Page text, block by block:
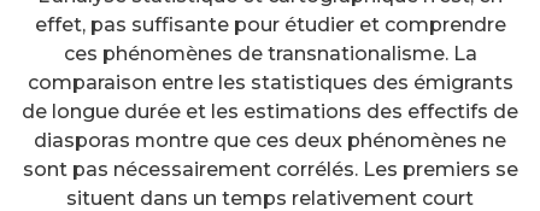
effet, pas suffisante pour étudier et comprendre
ces phénomènes de transnationalisme. La
comparaison entre les statistiques des émigrants
de longue durée et les estimations des effectifs de
diasporas montre que ces deux phénomènes ne
sont pas nécessairement corrélés. Les premiers se
situent dans un temps relativement court